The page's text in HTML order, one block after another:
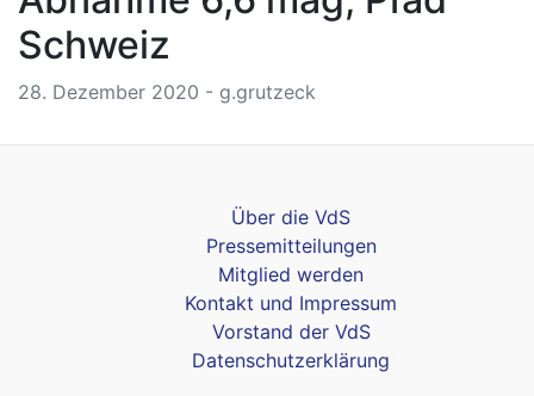
Schweiz
28. Dezember 2020 - g.grutzeck
Über die VdS
Pressemitteilungen
Mitglied werden
Kontakt und Impressum
Vorstand der VdS
Datenschutzerklärung